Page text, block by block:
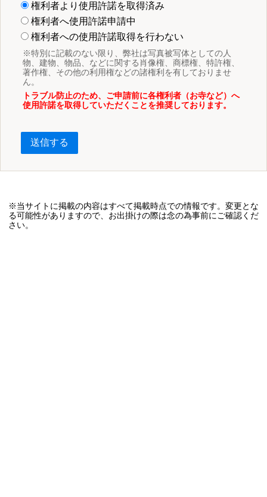
権利者より使用許諾を取得済み
権利者へ使用許諾申請中
権利者への使用許諾取得を行わない
※特別に記載のない限り、弊社は写真被写体としての人
物、建物、物品、などに関する肖像権、商標権、特許権、
著作権、その他の利用権などの諸権利を有しておりませ
ん。
トラブル防止のため、ご申請前に各権利者（お寺など）へ
使用許諾を取得していただくことを推奨しております。
送信する
※当サイトに掲載の内容はすべて掲載時点での情報です。変更とな
る可能性がありますので、お出掛けの際は念の為事前にご確認くだ
さい。